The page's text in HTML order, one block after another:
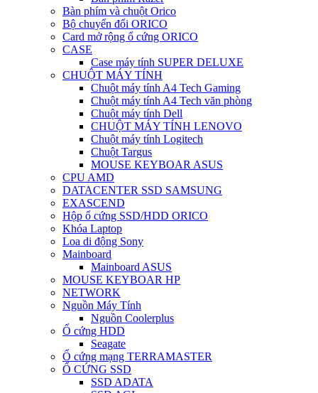
Bàn phím và chuột Orico
Bộ chuyển đổi ORICO
Card mở rộng ổ cứng ORICO
CASE
Case máy tính SUPER DELUXE
CHUỘT MÁY TÍNH
Chuột máy tính A4 Tech Gaming
Chuột máy tính A4 Tech văn phòng
Chuột máy tính Dell
CHUỘT MÁY TÍNH LENOVO
Chuột máy tính Logitech
Chuột Targus
MOUSE KEYBOAR ASUS
CPU AMD
DATACENTER SSD SAMSUNG
EXASCEND
Hộp ổ cứng SSD/HDD ORICO
Khóa Laptop
Loa di động Sony
Mainboard
Mainboard ASUS
MOUSE KEYBOAR HP
NETWORK
Nguồn Máy Tính
Nguồn Coolerplus
Ổ cứng HDD
Seagate
Ổ cứng mạng TERRAMASTER
Ổ CỨNG SSD
SSD ADATA